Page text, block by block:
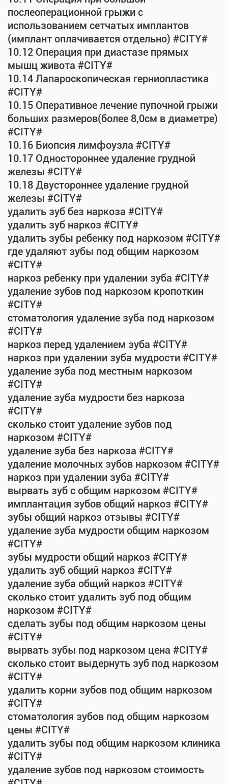
послеоперационной грыжи с
использованием сетчатых имплантов
(имплант оплачивается отдельно) #CITY#
10.12 Операция при диастазе прямых
мышц живота #CITY#
10.14 Лапароскопическая герниопластика
#CITY#
10.15 Оперативное лечение пупочной грыжи
больших размеров(более 8,0см в диаметре)
#CITY#
10.16 Биопсия лимфоузла #CITY#
10.17 Одностороннее удаление грудной
железы #CITY#
10.18 Двустороннее удаление грудной
железы #CITY#
удалить зуб без наркоза #CITY#
удалить зуб наркоз #CITY#
удалить зубы ребенку под наркозом #CITY#
где удаляют зубы под общим наркозом
#CITY#
наркоз ребенку при удалении зуба #CITY#
удаление зубов под наркозом кропоткин
#CITY#
стоматология удаление зуба под наркозом
#CITY#
наркоз перед удалением зуба #CITY#
наркоз при удалении зуба мудрости #CITY#
удаление зуба под местным наркозом
#CITY#
удаление зуба мудрости без наркоза
#CITY#
сколько стоит удаление зубов под
наркозом #CITY#
удаление зуба без наркоза #CITY#
удаление молочных зубов наркозом #CITY#
наркоз при удалении зуба #CITY#
вырвать зуб с общим наркозом #CITY#
имплантация зубов общий наркоз #CITY#
зубы общий наркоз отзывы #CITY#
удаление зуба мудрости общим наркозом
#CITY#
зубы мудрости общий наркоз #CITY#
удалить зуб общий наркоз #CITY#
удаление зуба общий наркоз #CITY#
сколько стоит удалить зуб под общим
наркозом #CITY#
сделать зубы под общим наркозом цены
#CITY#
вырвать зубы под наркозом цена #CITY#
сколько стоит выдернуть зуб под наркозом
#CITY#
удалить корни зубов под общим наркозом
#CITY#
стоматология зубов под общим наркозом
цены #CITY#
удалить зубы под общим наркозом клиника
#CITY#
удаление зубов под наркозом стоимость